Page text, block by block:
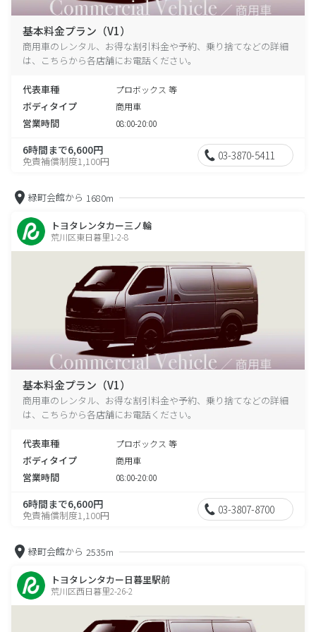
基本料金プラン（V1）
商用車のレンタル、お得な割引料金や予約、乗り捨てなどの詳細
は、こちらから各店舗にお電話ください。
代表車種 プロボックス 等
ボディタイプ 商用車
営業時間 08:00-20:00
6時間まで6,600円
免責補償制度1,100円 03-3870-5411
緑町会館から 1680m
トヨタレンタカー三ノ輪
荒川区東日暮里1-2-8
基本料金プラン（V1）
商用車のレンタル、お得な割引料金や予約、乗り捨てなどの詳細
は、こちらから各店舗にお電話ください。
代表車種 プロボックス 等
ボディタイプ 商用車
営業時間 08:00-20:00
6時間まで6,600円
免責補償制度1,100円 03-3807-8700
緑町会館から 2535m
トヨタレンタカー日暮里駅前
荒川区西日暮里2-26-2